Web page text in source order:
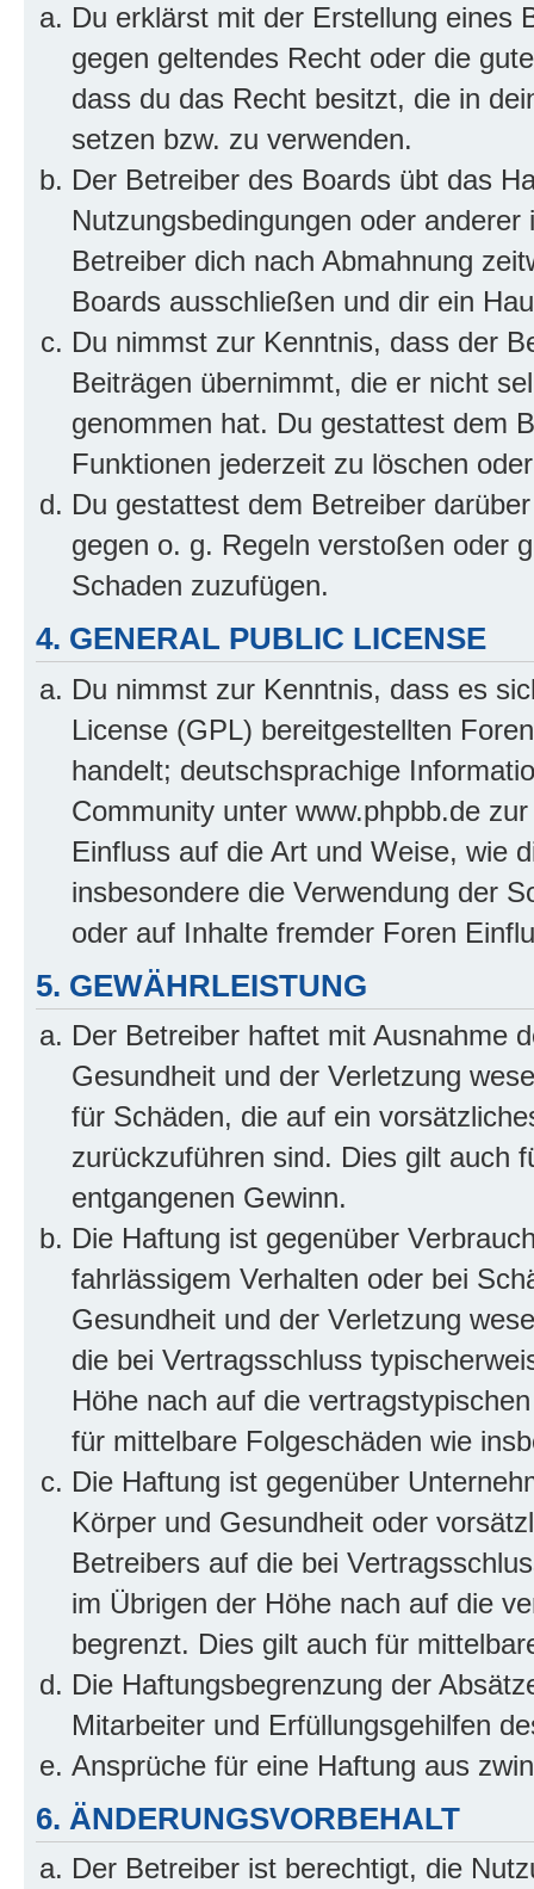
Du erklärst mit der Erstellung eines
gegen geltendes Recht oder die
dass du das Recht besitzt, die in
setzen bzw. zu verwenden.
Der Betreiber des Boards übt das
Nutzungsbedingungen oder
Betreiber dich nach Abmahnung
Boards ausschließen und dir ein
Du nimmst zur Kenntnis, dass der
Beiträgen übernimmt, die er nicht
genommen hat. Du gestattest dem
Funktionen jederzeit zu löschen
Du gestattest dem Betreiber
gegen o. g. Regeln verstoßen oder
Schaden zuzufügen.
4. GENERAL PUBLIC LICENSE
Du nimmst zur Kenntnis, dass es
License (GPL) bereitgestellten
handelt; deutschsprachige
Community unter www.phpbb.de
Einfluss auf die Art und Weise, wie
insbesondere die Verwendung der
oder auf Inhalte fremder Foren
5. GEWÄHRLEISTUNG
Der Betreiber haftet mit Ausnahme
Gesundheit und der Verletzung
für Schäden, die auf ein
zurückzuführen sind. Dies gilt auch
entgangenen Gewinn.
Die Haftung ist gegenüber
fahrlässigem Verhalten oder bei
Gesundheit und der Verletzung
die bei Vertragsschluss
Höhe nach auf die
für mittelbare Folgeschäden wie
Die Haftung ist gegenüber
Körper und Gesundheit oder
Betreibers auf die bei
im Übrigen der Höhe nach auf die
begrenzt. Dies gilt auch für
Die Haftungsbegrenzung der
Mitarbeiter und Erfüllungsgehilfen
Ansprüche für eine Haftung aus
6. ÄNDERUNGSVORBEHALT
Der Betreiber ist berechtigt, die